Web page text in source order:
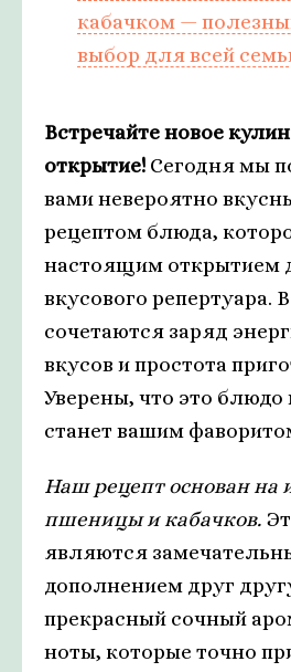
кабачком —
выбор для всей
Встречайте новое
открытие! Сегодня мы
вами невероятно
рецептом блюда,
настоящим открытием
вкусового репертуара.
сочетаются заряд
вкусов и простота
Уверены, что это блюдо
станет вашим
Наш рецепт основан на
пшеницы и кабачков.
являются
дополнением друг
прекрасный сочный
ноты, которые точно